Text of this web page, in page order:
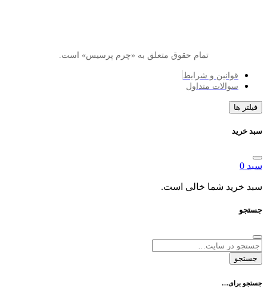
تمام حقوق متعلق به «چرم پرسیس» است.
و شرایط
متداول
شما خالی است.